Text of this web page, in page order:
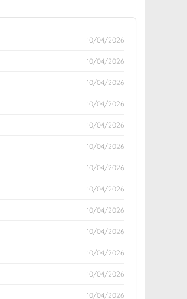
10/04/2026
10/04/2026
10/04/2026
10/04/2026
10/04/2026
10/04/2026
10/04/2026
10/04/2026
10/04/2026
10/04/2026
10/04/2026
10/04/2026
10/04/2026